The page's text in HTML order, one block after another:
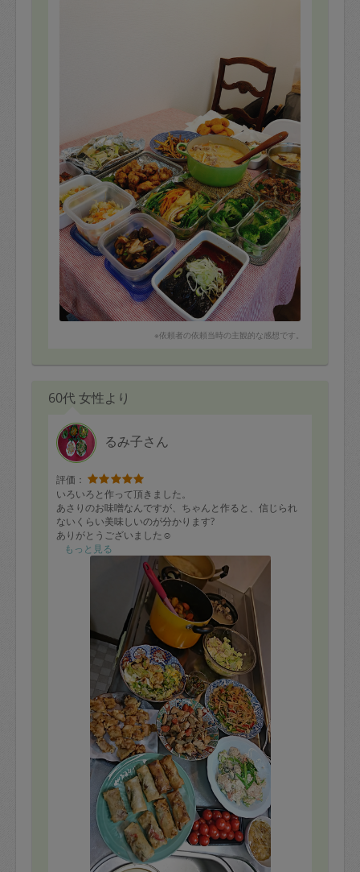
今週は美味しい作り置き料理のおかげで、のんびり過ご
※依頼者の依頼当時の主観的な感想です。
60代 女性より
るみ子さん
評価：
いろいろと作って頂きました。
あさりのお味噌なんですが、ちゃんと作ると、信じられ
ないくらい美味しいのが分かります?
ありがとうございました☺️
もっと見る